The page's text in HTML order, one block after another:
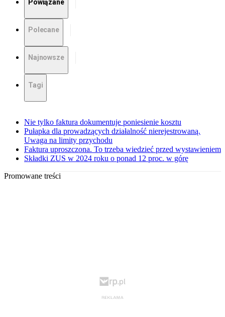
Powiązane
Polecane
Najnowsze
Tagi
Nie tylko faktura dokumentuje poniesienie kosztu
Pułapka dla prowadzących działalność nierejestrowaną.
Uwaga na limity przychodu
Faktura uproszczona. To trzeba wiedzieć przed wystawieniem
Składki ZUS w 2024 roku o ponad 12 proc. w górę
Promowane treści